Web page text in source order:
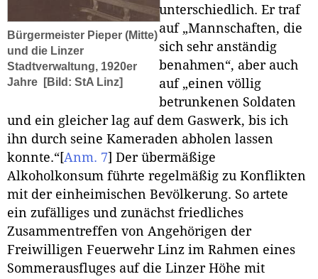
Bürgermeister Pieper (Mitte)
und die Linzer
Stadtverwaltung, 1920er
Jahre
[Bild: StA Linz]
unterschiedlich. Er traf
auf „Mannschaften, die
sich sehr anständig
benahmen“, aber auch
auf „einen völlig
betrunkenen Soldaten
und ein gleicher lag auf dem Gaswerk, bis ich
ihn durch seine Kameraden abholen lassen
konnte.“[Anm. 7] Der übermäßige
Alkoholkonsum führte regelmäßig zu Konflikten
mit der einheimischen Bevölkerung. So artete
ein zufälliges und zunächst friedliches
Zusammentreffen von Angehörigen der
Freiwilligen Feuerwehr Linz im Rahmen eines
Sommerausfluges auf die Linzer Höhe mit